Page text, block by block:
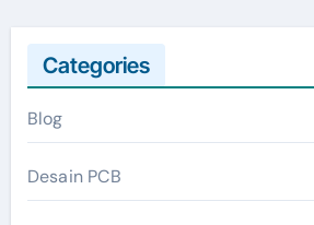
Categories
Blog
Desain PCB